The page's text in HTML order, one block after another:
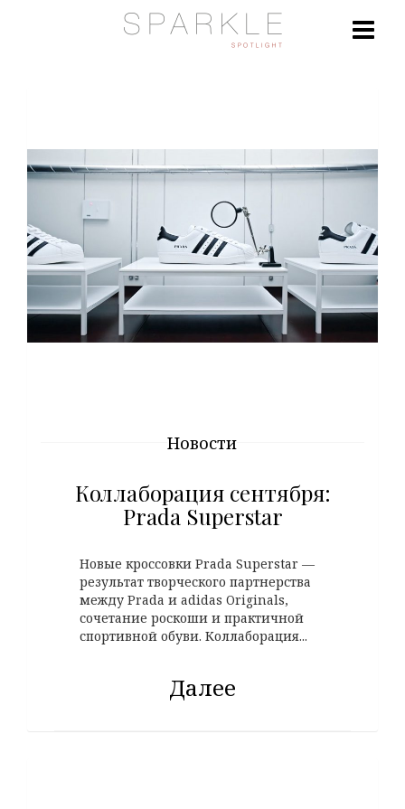
Новости
Коллаборация сентября:
Prada Superstar
Новые кроссовки Prada Superstar —
результат творческого партнерства
между Prada и adidas Originals,
сочетание роскоши и практичной
спортивной обуви. Коллаборация...
Далее